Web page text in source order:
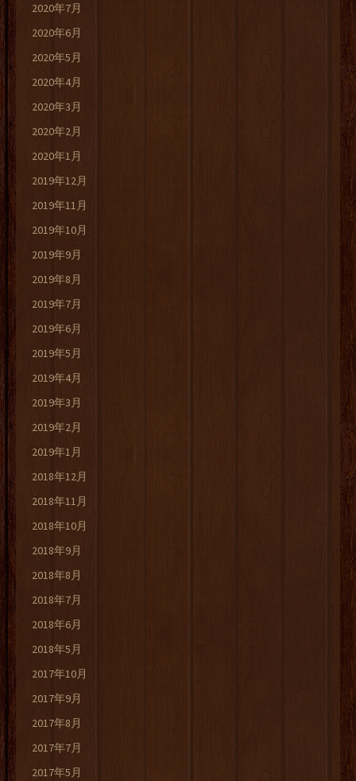
2020年7月
2020年6月
2020年5月
2020年4月
2020年3月
2020年2月
2020年1月
2019年12月
2019年11月
2019年10月
2019年9月
2019年8月
2019年7月
2019年6月
2019年5月
2019年4月
2019年3月
2019年2月
2019年1月
2018年12月
2018年11月
2018年10月
2018年9月
2018年8月
2018年7月
2018年6月
2018年5月
2017年10月
2017年9月
2017年8月
2017年7月
2017年5月